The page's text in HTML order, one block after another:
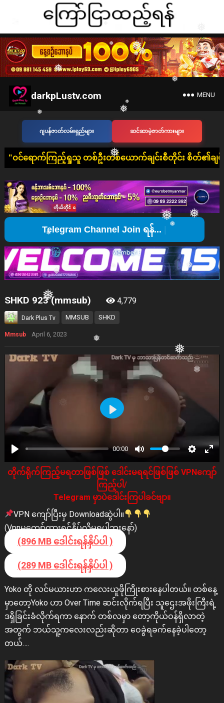
❅
❅
❅
❅
❅
❅
❅
❅
❅
❅
❅
❅
❅
❅
❅
❅
❅
❅
❅
❅
❅
darkpLustv.com MENU
ဂျပန်ဇာတ်လမ်းရှည်များ ဆင်ဆာမဲ့ဇာတ်ကားများ
ရှုသူ တစ်ဦးတစ်ယောက်ချင်းစီတိုင်း စိတ်၏ချမ်းသာခြင်း၊ ကိုယ်၏
T
SHKD 923 (mmsub) 4,779
Dark Plus Tv MMSUB SHKD
Mmsub April 6, 2023
00:00
Play
တိုက်ရိုက်ကြည့်မရတာဖြစ်ဖြစ် ဒေါင်းမရရင်ဖြစ်ဖြစ် VPNကျော်
ကြည့်ပါ/
Telegram မှာပဲဒေါင်းကြပါခင်ဗျာ။
VPN ကျော်ပြီးမှ Downloadဆွဲပါ။
(Vpnမကျော်ထားရင်နှိပ်လို့မရပါဘူးနော်)
(896 MB ဒေါင်းရန်နှိပ်ပါ )
(289 MB ဒေါင်းရန်နှိပ်ပါ )
Yoko တို လင်မယားဟာ ကလေးယူဖိုကြိုးစားနေပါတယ်။ တစ်နေ့
မှာတော့Yoko ဟာ Over Time ဆင်းလိုက်ရပြီး သူဌေးအဖိုးကြီးရဲ့
ဒရှိခြင်းခံလိုက်ရကာ နောက် တစ်လမှာ တော့ကိုယ်ဝန်ရှိလာတဲ့
အတွက် ဘယ်သူ့ကလေးလည်းဆိုတာ ဝေခွဲရခက်နေခဲ့ပါတော့
တယ်….